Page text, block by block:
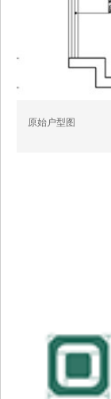
原始户型图